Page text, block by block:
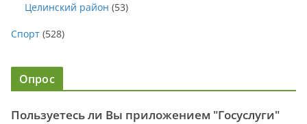
Целинский район (53)
Спорт (528)
Опрос
Пользуетесь ли Вы приложением "Госуслуги"